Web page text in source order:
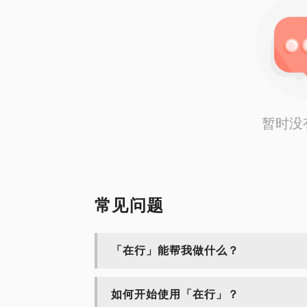
暂时没
常见问题
「在行」能帮我做什么？
如何开始使用「在行」？